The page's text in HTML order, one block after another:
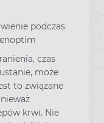
podczas
czas
może
to związane
krwi. Nie